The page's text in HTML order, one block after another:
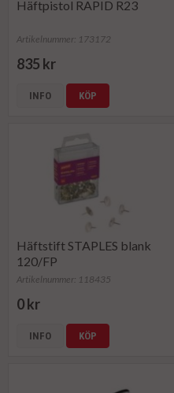
Häftpistol RAPID R23
Artikelnummer: 173172
835 kr
INFO KÖP
Häftstift STAPLES blank
120/FP
Artikelnummer: 118435
0 kr
INFO KÖP